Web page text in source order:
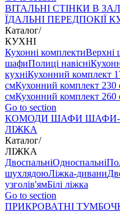
ВIТАЛЬНI СТІНКИ В ЗАЛ
ЇДАЛЬНI ПЕРЕДПОКІЇ
Каталог/
КУХНІ
Кухонні комплектиВерхні
шафиПолиці навісні
кухніКухонний комплект
смКухонний комплект 230
смКухонний комплект 260
Go to section
КОМОДИ ШАФИ
ЛІЖКА
Каталог/
ЛІЖКА
ДвоспальніОдноспальні
шухлядоюЛіжка-дивани
узголів'ямБілі ліжка
Go to section
ПРИКРОВАТНІ